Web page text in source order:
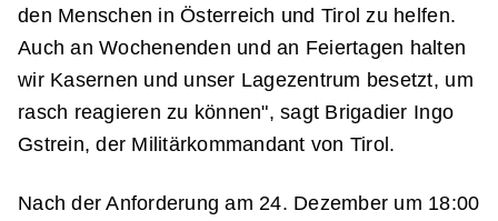
den Menschen in Österreich und Tirol zu helfen.
Auch an Wochenenden und an Feiertagen halten
wir Kasernen und unser Lagezentrum besetzt, um
rasch reagieren zu können", sagt Brigadier Ingo
Gstrein, der Militärkommandant von Tirol.
Nach der Anforderung am 24. Dezember um 18:00